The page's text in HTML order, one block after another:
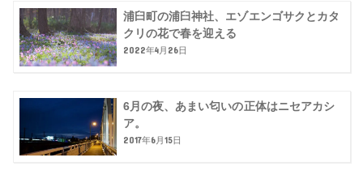
浦臼町の浦臼神社、エゾエンゴサクとカタ
クリの花で春を迎える
2022年4月26日
6月の夜、あまい匂いの正体はニセアカシ
ア。
2017年6月15日